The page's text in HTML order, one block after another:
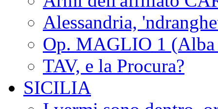
Alessandria,
Op. MAGLIO 1 (Alba
TAV, e la Procura?
SICILIA